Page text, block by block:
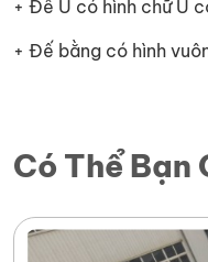
+ Đế U có hình chữ U
+ Đế bằng có hình
Có Thể Bạn